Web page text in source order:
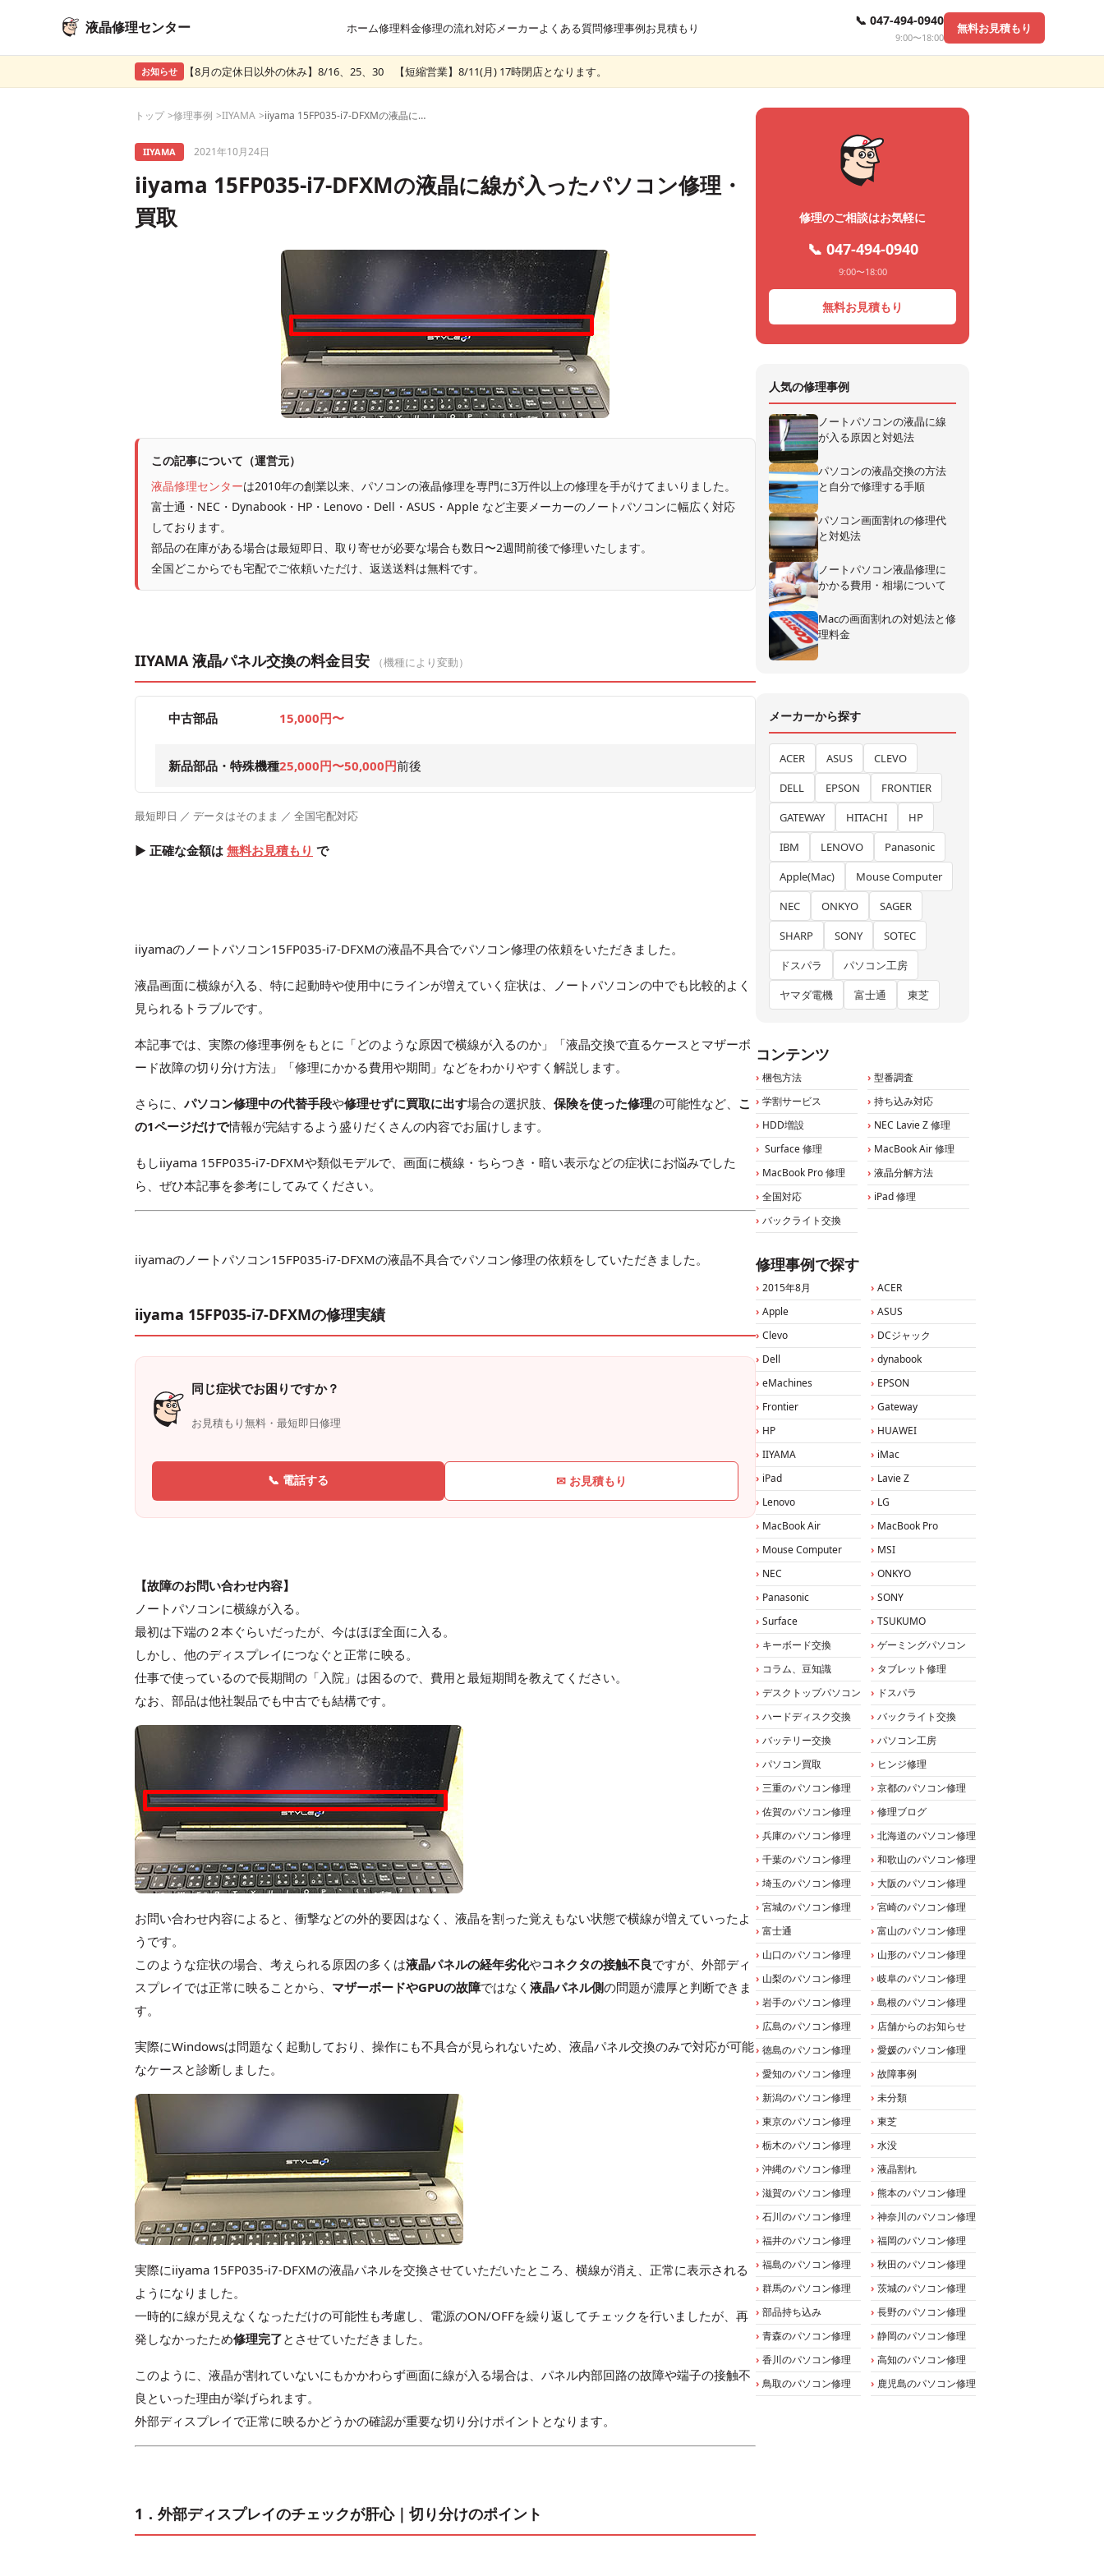
液晶修理センター ホーム修理料金修理の流れ対応メーカーよくある質問修理事例お見積もり 📞 047-494-0940
9:00〜18:00
無料お見積もり
お知らせ 【8月の定休日以外の休み】8/16、25、30 【短縮営業】8/11(月) 17時閉店となります。
トップ 修理事例 IIYAMA iiyama 15FP035-i7-DFXMの液晶に線が入ったパソコン修理・買取
IIYAMA 2021年10月24日
iiyama 15FP035-i7-DFXMの液晶に線が入ったパソコン修理・
買取
この記事について（運営元）
液晶修理センターは2010年の創業以来、パソコンの液晶修理を専門に3万件以上の修理を手がけてまいりました。
富士通・NEC・Dynabook・HP・Lenovo・Dell・ASUS・Apple など主要メーカーのノートパソコンに幅広く対応
しております。
部品の在庫がある場合は最短即日、取り寄せが必要な場合も数日〜2週間前後で修理いたします。
全国どこからでも宅配でご依頼いただけ、返送送料は無料です。
IIYAMA 液晶パネル交換の料金目安 （機種により変動）
中古部品 15,000円〜
新品部品・特殊機種25,000円〜50,000円前後
最短即日 ／ データはそのまま ／ 全国宅配対応
▶ 正確な金額は 無料お見積もり で
iiyamaのノートパソコン15FP035-i7-DFXMの液晶不具合でパソコン修理の依頼をいただきました。
液晶画面に横線が入る、特に起動時や使用中にラインが増えていく症状は、ノートパソコンの中でも比較的よく
見られるトラブルです。
本記事では、実際の修理事例をもとに「どのような原因で横線が入るのか」「液晶交換で直るケースとマザーボ
ード故障の切り分け方法」「修理にかかる費用や期間」などをわかりやすく解説します。
さらに、 パソコン修理中の代替手段や修理せずに買取に出す場合の選択肢、 保険を使った修理の可能性など、 こ
の1ページだけで情報が完結するよう盛りだくさんの内容でお届けします。
もしiiyama 15FP035-i7-DFXMや類似モデルで、画面に横線・ちらつき・暗い表示などの症状にお悩みでした
ら、ぜひ本記事を参考にしてみてください。
iiyamaのノートパソコン15FP035-i7-DFXMの液晶不具合でパソコン修理の依頼をしていただきました。
iiyama 15FP035-i7-DFXMの修理実績
同じ症状でお困りですか？
お見積もり無料・最短即日修理
📞 電話する ✉ お見積もり
【故障のお問い合わせ内容】
ノートパソコンに横線が入る。
最初は下端の２本ぐらいだったが、今はほぼ全面に入る。
しかし、他のディスプレイにつなぐと正常に映る。
仕事で使っているので長期間の「入院」は困るので、費用と最短期間を教えてください。
なお、部品は他社製品でも中古でも結構です。
お問い合わせ内容によると、衝撃などの外的要因はなく、液晶を割った覚えもない状態で横線が増えていったよ
うです。
このような症状の場合、考えられる原因の多くは液晶パネルの経年劣化やコネクタの接触不良ですが、外部ディ
スプレイでは正常に映ることから、 マザーボードやGPUの故障ではなく 液晶パネル側の問題が濃厚と判断できま
す。
実際にWindowsは問題なく起動しており、操作にも不具合が見られないため、液晶パネル交換のみで対応が可能
なケースと診断しました。
実際にiiyama 15FP035-i7-DFXMの液晶パネルを交換させていただいたところ、横線が消え、正常に表示される
ようになりました。
一時的に線が見えなくなっただけの可能性も考慮し、電源のON/OFFを繰り返してチェックを行いましたが、再
発しなかったため修理完了とさせていただきました。
このように、液晶が割れていないにもかかわらず画面に線が入る場合は、パネル内部回路の故障や端子の接触不
良といった理由が挙げられます。
外部ディスプレイで正常に映るかどうかの確認が重要な切り分けポイントとなります。
1．外部ディスプレイのチェックが肝心｜切り分けのポイント
修理のご相談はお気軽に
📞 047-494-0940
9:00〜18:00
無料お見積もり
人気の修理事例
ノートパソコンの液晶に線
が入る原因と対処法
パソコンの液晶交換の方法
と自分で修理する手順
パソコン画面割れの修理代
と対処法
ノートパソコン液晶修理に
かかる費用・相場について
Macの画面割れの対処法と修
理料金
メーカーから探す
ACER ASUS
CLEVO
DELL
EPSON
FRONTIER
GATEWAY
HITACHI
HP
IBM
LENOVO
Panasonic
Apple(Mac)
Mouse Computer
NEC
ONKYO
SAGER
SHARP
SONY
SOTEC
ドスパラ
パソコン工房
ヤマダ電機
富士通 東芝
コンテンツ
梱包方法
型番調査
学割サービス
持ち込み対応
HDD増設
NEC Lavie Z 修理
Surface 修理
MacBook Air 修理
MacBook Pro 修理
液晶分解方法
全国対応
iPad 修理
バックライト交換
修理事例で探す
2015年8月
ACER
Apple
ASUS
Clevo
DCジャック
Dell
dynabook
eMachines
EPSON
Frontier
Gateway
HP
HUAWEI
IIYAMA
iMac
iPad
Lavie Z
Lenovo
LG
MacBook Air
MacBook Pro
Mouse Computer
MSI
NEC
ONKYO
Panasonic
SONY
Surface
TSUKUMO
キーボード交換
ゲーミングパソコン
コラム、豆知識
タブレット修理
デスクトップパソコン
ドスパラ
ハードディスク交換
バックライト交換
バッテリー交換
パソコン工房
パソコン買取
ヒンジ修理
三重のパソコン修理
京都のパソコン修理
佐賀のパソコン修理
修理ブログ
兵庫のパソコン修理
北海道のパソコン修理
千葉のパソコン修理
和歌山のパソコン修理
埼玉のパソコン修理
大阪のパソコン修理
宮城のパソコン修理
宮崎のパソコン修理
富士通
富山のパソコン修理
山口のパソコン修理
山形のパソコン修理
山梨のパソコン修理
岐阜のパソコン修理
岩手のパソコン修理
島根のパソコン修理
広島のパソコン修理
店舗からのお知らせ
徳島のパソコン修理
愛媛のパソコン修理
愛知のパソコン修理
故障事例
新潟のパソコン修理
未分類
東京のパソコン修理
東芝
栃木のパソコン修理
水没
沖縄のパソコン修理
液晶割れ
滋賀のパソコン修理
熊本のパソコン修理
石川のパソコン修理
神奈川のパソコン修理
福井のパソコン修理
福岡のパソコン修理
福島のパソコン修理
秋田のパソコン修理
群馬のパソコン修理
茨城のパソコン修理
部品持ち込み
長野のパソコン修理
青森のパソコン修理
静岡のパソコン修理
香川のパソコン修理
高知のパソコン修理
鳥取のパソコン修理
鹿児島のパソコン修理